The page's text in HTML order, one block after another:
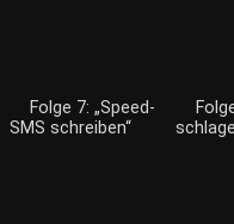
Folge 7: „Speed-
SMS schreiben“